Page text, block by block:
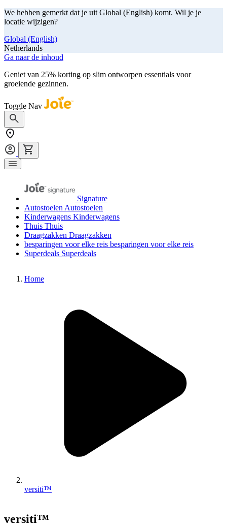
We hebben gemerkt dat je uit Global (English) komt. Wil je je
locatie wijzigen?
Global (English)
Netherlands
Ga naar de inhoud
Geniet van 25% korting op slim ontworpen essentials voor
groeiende gezinnen.
Toggle Nav
Signature
Autostoelen Autostoelen
Kinderwagens Kinderwagens
Thuis Thuis
Draagzakken Draagzakken
besparingen voor elke reis besparingen voor elke reis
Superdeals Superdeals
Home
versiti™
versiti™